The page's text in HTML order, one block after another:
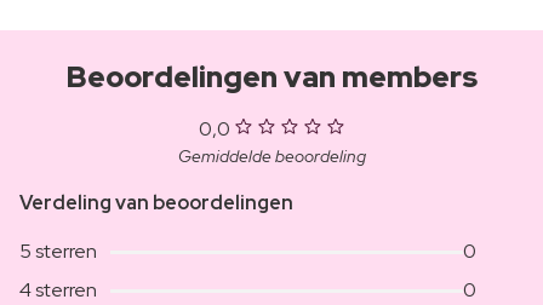
Beoordelingen van members
0,0
Gemiddelde beoordeling
Verdeling van beoordelingen
5 sterren
0
4 sterren
0